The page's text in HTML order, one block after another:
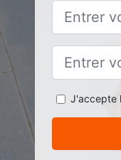
J'accepte